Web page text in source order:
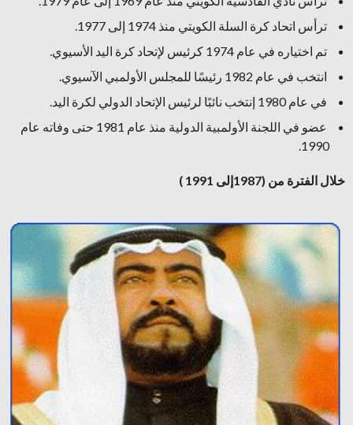
ترأس اتحاد كرة السلة الكويتي منذ 1974 إلى 1977.
تم اختياره في عام 1974 كرئيس لإتحاد كرة اليد الأسيوي.
انتخب في عام 1982 رئيسًا للمجلس الأولمبي الآسيوي.
في عام 1980 إنتخب نائبًا لرئيس الإتحاد الدولي لكرة اليد.
عضو في اللجنة الأولمبية الدولية منذ عام 1981 حتى وفاته عام
1990.
خلال الفترة من (1987إلى 1991 )